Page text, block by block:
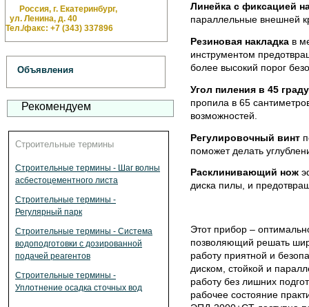
Россия, г. Екатеринбург,
ул. Ленина, д. 40
Тел./факс: +7 (343) 337896
Объявления
Рекомендуем
Строительные термины
Строительные термины - Шаг волны
асбестоцементного листа
Строительные термины -
Регулярный парк
Строительные термины - Система
водоподготовки с дозированной
подачей реагентов
Строительные термины -
Уплотнение осадка сточных вод
Линейка с фиксацией
параллельные внешней
Резиновая накладкав
инструментом
более высокий порог
Угол пиления в 45
пропила в 65
возможностей.
Регулировочный винт
поможет делать
Расклинивающий нож
диска пилы, и
Этот прибор –
позволяющий решать
работу приятной и
диском, стойкой и
работу без лишних
рабочее состояние